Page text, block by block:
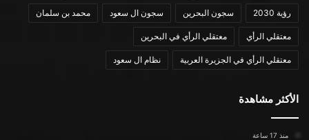
رؤية 2030 سجون البحرين سجون ال سعود محمد بن سلمان
معتقلي الرأي معتقلي الرأي في البحرين
معتقلي الرأي في الجزيرة العربية نظام ال سعود
الأكثر مشاهدة
منذ 17 ساعة